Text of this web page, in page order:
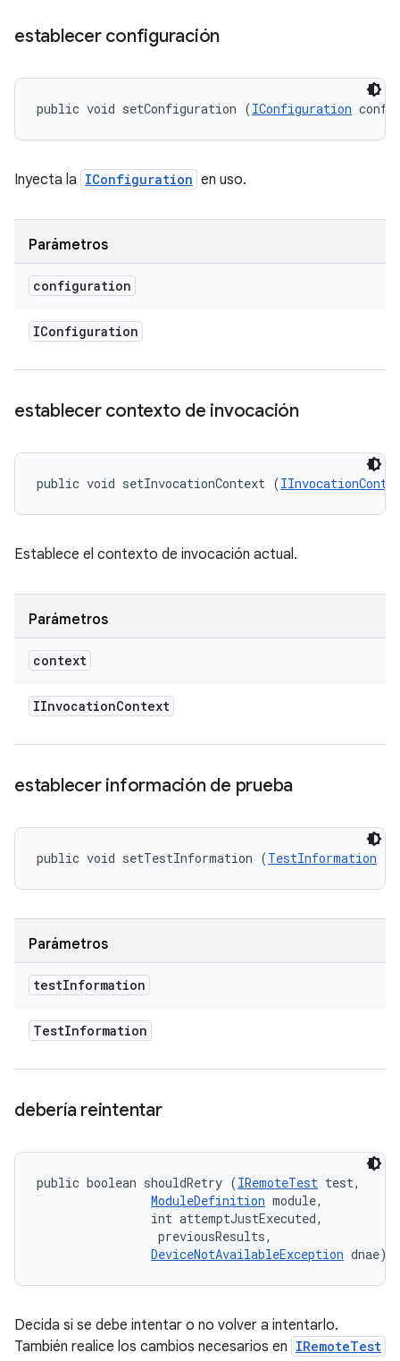
establecer configuración
public void setConfiguration (IConfiguration
Inyecta la IConfiguration en uso.
Parámetros
configuration
IConfiguration
establecer contexto de invocación
public void setInvocationContext (
Establece el contexto de invocación actual.
Parámetros
context
IInvocationContext
establecer información de prueba
public void setTestInformation (TestInformation
Parámetros
testInformation
TestInformation
debería reintentar
public boolean shouldRetry (IRemoteTest test,
ModuleDefinition module,
                int attemptJustExecuted,
previousResults,
DeviceNotAvailableException dnae)
Decida si se debe intentar o no volver a intentarlo.
También realice los cambios necesarios en IRemoteTest